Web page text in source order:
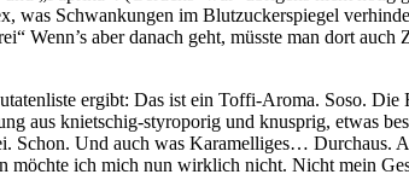
was Schwankungen im Blutzuckerspiegel
Wenn’s aber danach geht, müsste man dort
ergibt: Das ist ein Toffi-Aroma. Soso.
aus knietschig-styroporig und knusprig, etwas
Schon. Und auch was Karamelliges… Durchaus.
ich mich nun wirklich nicht. Nicht mein